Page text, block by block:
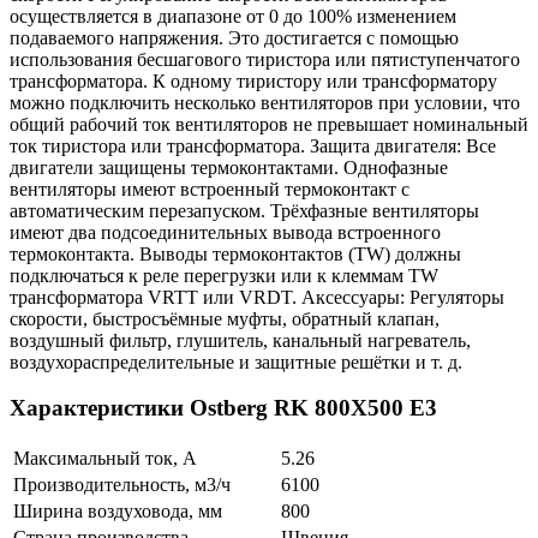
осуществляется в диапазоне от 0 до 100% изменением
подаваемого напряжения. Это достигается с помощью
использования бесшагового тиристора или пятиступенчатого
трансформатора. К одному тиристору или трансформатору
можно подключить несколько вентиляторов при условии, что
общий рабочий ток вентиляторов не превышает номинальный
ток тиристора или трансформатора. Защита двигателя: Все
двигатели защищены термоконтактами. Однофазные
вентиляторы имеют встроенный термоконтакт с
автоматическим перезапуском. Трёхфазные вентиляторы
имеют два подсоединительных вывода встроенного
термоконтакта. Выводы термоконтактов (TW) должны
подключаться к реле перегрузки или к клеммам TW
трансформатора VRTT или VRDT. Аксессуары: Регуляторы
скорости, быстросъёмные муфты, обратный клапан,
воздушный фильтр, глушитель, канальный нагреватель,
воздухораспределительные и защитные решётки и т. д.
Характеристики Ostberg RK 800X500 E3
Максимальный ток, А
5.26
Производительность, м3/ч
6100
Ширина воздуховода, мм
800